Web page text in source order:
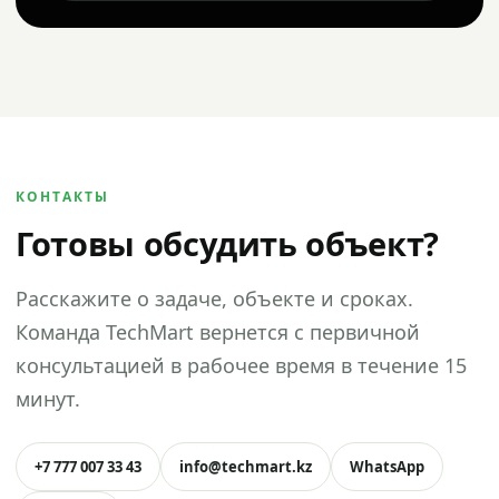
КОНТАКТЫ
Готовы обсудить объект?
Расскажите о задаче, объекте и сроках.
Команда TechMart вернется с первичной
консультацией в рабочее время в течение 15
минут.
+7 777 007 33 43 info@techmart.kz WhatsApp